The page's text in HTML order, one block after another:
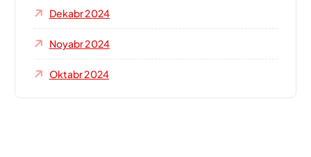
Dekabr 2024
Noyabr 2024
Oktabr 2024